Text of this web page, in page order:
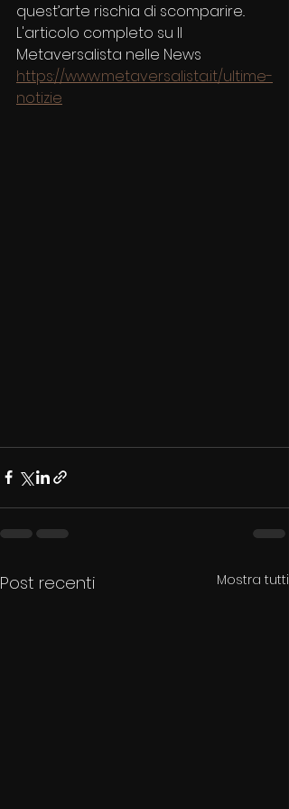
quest’arte rischia di scomparire..
L'articolo completo su Il
Metaversalista nelle News
https://www.metaversalista.it/ultime-
notizie
Post recenti Mostra tutti